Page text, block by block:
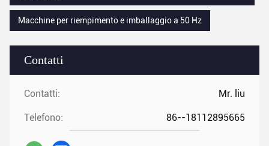
Contatti
Contatti: Mr. liu
Telefono: 86--18112895665
Macchine per riempimento e imballaggio a 50 Hz